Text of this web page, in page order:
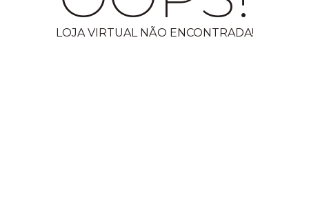
LOJA VIRTUAL NÃO ENCONTRADA!